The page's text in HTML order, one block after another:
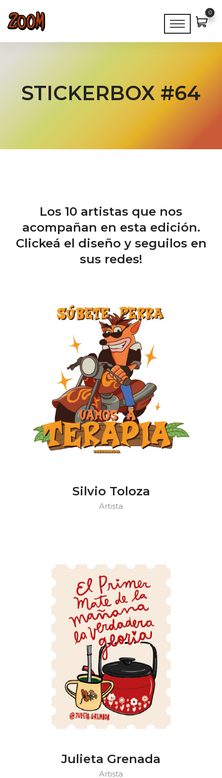
0
STICKERBOX #64
Los 10 artistas que nos
acompañan en esta edición.
Clickeá el diseño y seguilos en
sus redes!
Silvio Toloza
Artista
Julieta Grenada
Artista